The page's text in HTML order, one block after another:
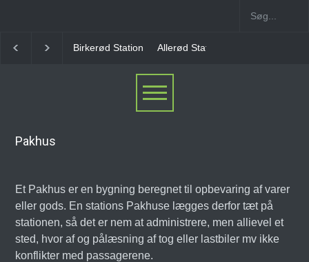
Birkerød Station Allerød Station
Pakhus
Et Pakhus er en bygning beregnet til opbevaring af varer
eller gods. En stations Pakhuse lægges derfor tæt på
stationen, så det er nem at administrere, men allievel et
sted, hvor af og pålæsning af tog eller lastbiler mv ikke
konflikter med passagerene.